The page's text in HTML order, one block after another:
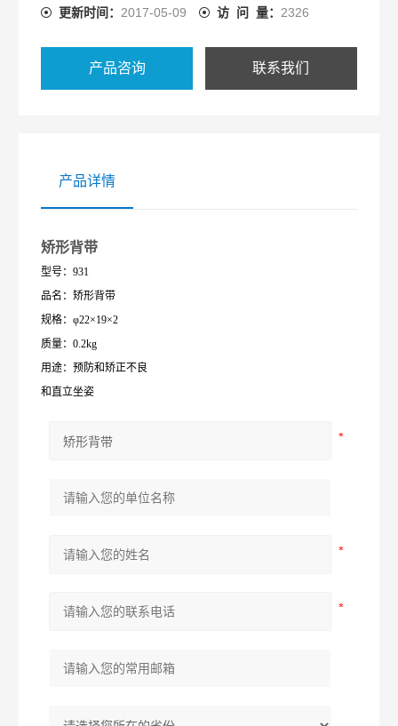
更新时间： 2017-05-09 访 问 量： 2326
产品咨询 联系我们
产品详情
矫形背带
型号：931
品名：矫形背带
规格：φ22×19×2
质量：0.2kg
用途：预防和矫正不良
和直立坐姿